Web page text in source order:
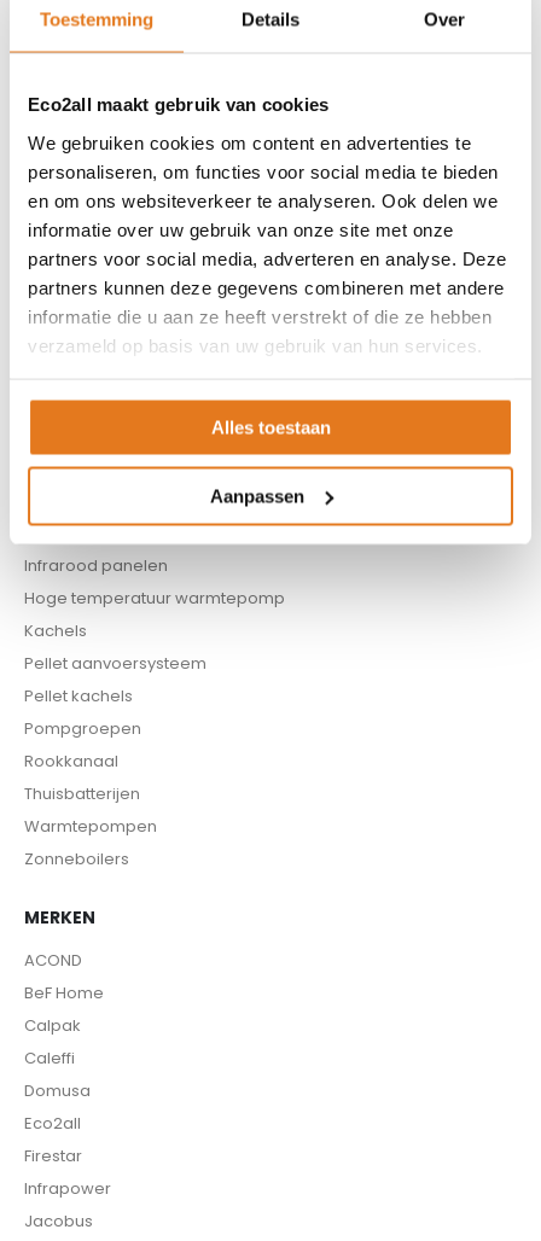
Toestemming Details Over
Eco2all maakt gebruik van cookies
We gebruiken cookies om content en advertenties te
personaliseren, om functies voor social media te bieden
en om ons websiteverkeer te analyseren. Ook delen we
informatie over uw gebruik van onze site met onze
partners voor social media, adverteren en analyse. Deze
partners kunnen deze gegevens combineren met andere
informatie die u aan ze heeft verstrekt of die ze hebben
verzameld op basis van uw gebruik van hun services.
Alles toestaan
Aanpassen
Partner worden?
Privacybeleid
Algemene voorwaarden
ISDE-subsidie
Partner Locator
Contact
ASSORTIMENT
Appendages
Boilers
Controllers
CV pellet kachels
Infrarood panelen
Hoge temperatuur warmtepomp
Kachels
Pellet aanvoersysteem
Pellet kachels
Pompgroepen
Rookkanaal
Thuisbatterijen
Warmtepompen
Zonneboilers
MERKEN
ACOND
BeF Home
Calpak
Caleffi
Domusa
Eco2all
Firestar
Infrapower
Jacobus